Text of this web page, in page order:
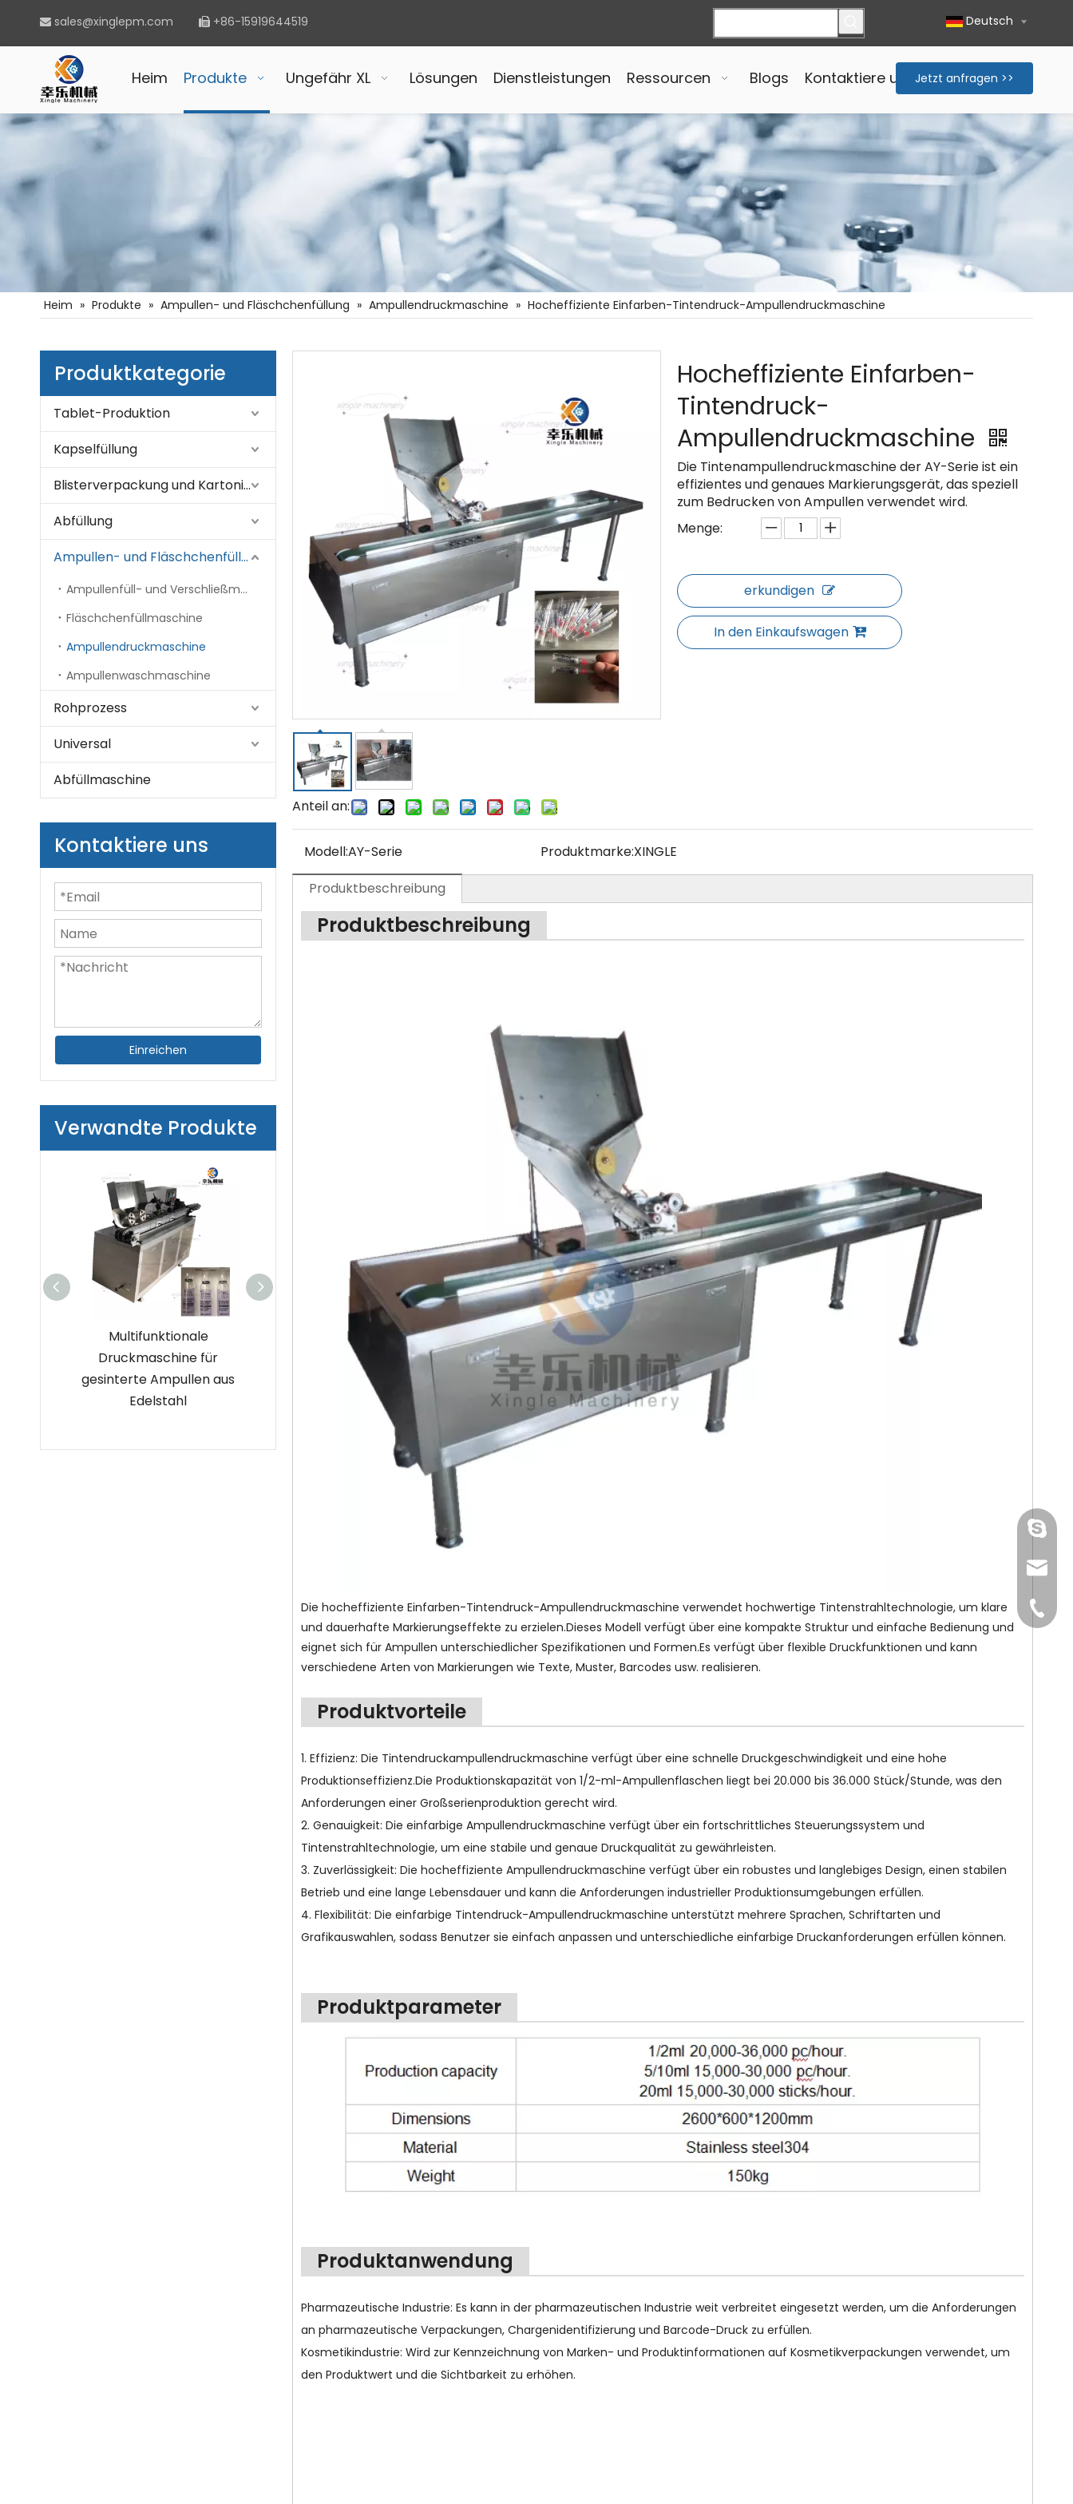
 sales@xinglepm.com  +86-15919644519 Deutsch
Heim Produkte Ungefähr XL Lösungen Dienstleistungen Ressourcen Blogs Kontaktiere unsJetzt anfragen >>
Heim » Produkte » Ampullen- und Fläschchenfüllung » Ampullendruckmaschine » Hocheffiziente Einfarben-Tintendruck-Ampullendruckmaschine
Produktkategorie
Tablet-Produktion
Kapselfüllung
Blisterverpackung und Kartonierung
Abfüllung
Ampullen- und Fläschchenfüllung
Ampullenfüll- und Verschließmaschine
Fläschchenfüllmaschine
Ampullendruckmaschine
Ampullenwaschmaschine
Rohprozess
Universal
Abfüllmaschine
Kontaktiere uns
Einreichen
Verwandte Produkte
Multifunktionale
Druckmaschine für
gesinterte Ampullen aus
Edelstahl
Hochgeschwindigkeits-
Doppelfarbdruckmaschin
Arzneimittelampullen
Automatische
Farbglasur-Sinter-
Parfümampullen-
Druckmaschine
Tintendruckmaschine für
Arzneimittelampullen
Anteil an:
Hocheffiziente Einfarben-
Tintendruck-
Ampullendruckmaschine
Die Tintenampullendruckmaschine der AY-Serie ist ein
effizientes und genaues Markierungsgerät, das speziell
zum Bedrucken von Ampullen verwendet wird.
Menge:
erkundigen
In den Einkaufswagen
Modell:AY-Serie Produktmarke:XINGLE
Produktbeschreibung
Produktbeschreibung
Die hocheffiziente Einfarben-Tintendruck-Ampullendruckmaschine verwendet hochwertige Tintenstrahltechnologie, um klare
und dauerhafte Markierungseffekte zu erzielen.Dieses Modell verfügt über eine kompakte Struktur und einfache Bedienung und
eignet sich für Ampullen unterschiedlicher Spezifikationen und Formen.Es verfügt über flexible Druckfunktionen und kann
verschiedene Arten von Markierungen wie Texte, Muster, Barcodes usw. realisieren.
Produktvorteile
1. Effizienz: Die Tintendruckampullendruckmaschine verfügt über eine schnelle Druckgeschwindigkeit und eine hohe
Produktionseffizienz.Die Produktionskapazität von 1/2-ml-Ampullenflaschen liegt bei 20.000 bis 36.000 Stück/Stunde, was den
Anforderungen einer Großserienproduktion gerecht wird.
2. Genauigkeit: Die einfarbige Ampullendruckmaschine verfügt über ein fortschrittliches Steuerungssystem und
Tintenstrahltechnologie, um eine stabile und genaue Druckqualität zu gewährleisten.
3. Zuverlässigkeit: Die hocheffiziente Ampullendruckmaschine verfügt über ein robustes und langlebiges Design, einen stabilen
Betrieb und eine lange Lebensdauer und kann die Anforderungen industrieller Produktionsumgebungen erfüllen.
4. Flexibilität: Die einfarbige Tintendruck-Ampullendruckmaschine unterstützt mehrere Sprachen, Schriftarten und
Grafikauswahlen, sodass Benutzer sie einfach anpassen und unterschiedliche einfarbige Druckanforderungen erfüllen können.
Produktparameter
Produktanwendung
Pharmazeutische Industrie: Es kann in der pharmazeutischen Industrie weit verbreitet eingesetzt werden, um die Anforderungen
an pharmazeutische Verpackungen, Chargenidentifizierung und Barcode-Druck zu erfüllen.
Kosmetikindustrie: Wird zur Kennzeichnung von Marken- und Produktinformationen auf Kosmetikverpackungen verwendet, um
den Produktwert und die Sichtbarkeit zu erhöhen.
+86-